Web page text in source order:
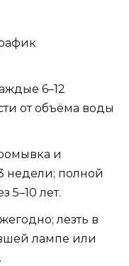
6–12
от объёма воды
и
недели; полной
5–10 лет.
лезть в
лампе или